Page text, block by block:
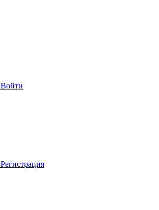
Войти
Регистрация